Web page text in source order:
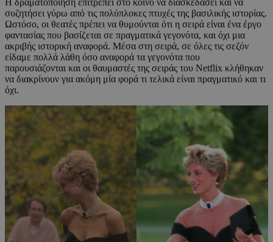
Η δραματοποίηση επιτρέπει στο κοινό να διασκεδάσει και να
συζητήσει γύρω από τις πολύπλοκες πτυχές της βασιλικής ιστορίας.
Ωστόσο, οι θεατές πρέπει να θυμούνται ότι η σειρά είναι ένα έργο
φαντασίας που βασίζεται σε πραγματικά γεγονότα, και όχι μια
ακριβής ιστορική αναφορά. Μέσα στη σειρά, σε όλες τις σεζόν
είδαμε πολλά λάθη όσο αναφορά τα γεγονότα που
παρουσιάζονται και οι θαυμαστές της σειράς του Netflix κλήθηκαν
να διακρίνουν για ακόμη μία φορά τι τελικά είναι πραγματικό και τι
όχι.